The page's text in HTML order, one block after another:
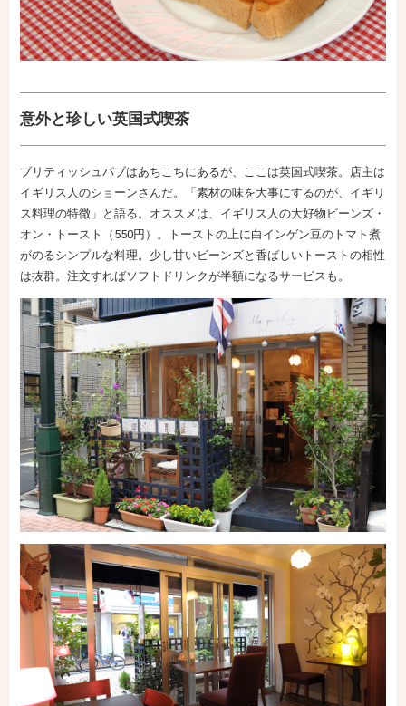
意外と珍しい英国式喫茶
ブリティッシュパブはあちこちにあるが、ここは英国式喫茶。店主は
イギリス人のショーンさんだ。「素材の味を大事にするのが、イギリ
ス料理の特徴」と語る。オススメは、イギリス人の大好物ビーンズ・
オン・トースト（550円）。トーストの上に白インゲン豆のトマト煮
がのるシンプルな料理。少し甘いビーンズと香ばしいトーストの相性
は抜群。注文すればソフトドリンクが半額になるサービスも。